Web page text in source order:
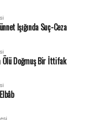
Işığında Suç-Ceza
Ölü Doğmuş Bir İttifak